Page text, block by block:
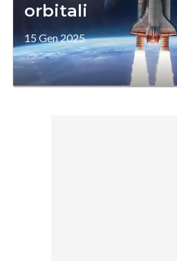
orbitali
15 Gen 2025